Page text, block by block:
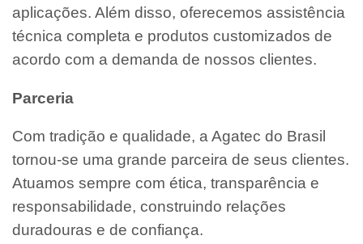
aplicações. Além disso, oferecemos assistência
técnica completa e produtos customizados de
acordo com a demanda de nossos clientes.
Parceria
Com tradição e qualidade, a Agatec do Brasil
tornou-se uma grande parceira de seus clientes.
Atuamos sempre com ética, transparência e
responsabilidade, construindo relações
duradouras e de confiança.